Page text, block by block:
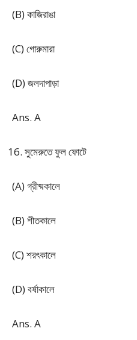
(B) কাজিরাঙা
(C) গোরুমারা
(D) জলদাপাড়া
Ans. A
সুমেরুতে ফুল ফোটে
(A) গ্রীষ্মকালে
(B) শীতকালে
(C) শরৎকালে
(D) বর্ষাকালে
Ans. A